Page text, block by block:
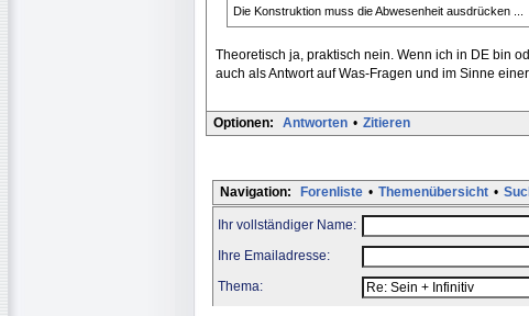
Die Konstruktion muss die Abwesenheit ausdrücken ...
Theoretisch ja, praktisch nein. Wenn ich in DE bin
auch als Antwort auf Was-Fragen und im Sinne
Optionen: Antworten • Zitieren
Navigation: Forenliste • Themenübersicht •
Ihr vollständiger Name:
Ihre Emailadresse:
Thema: